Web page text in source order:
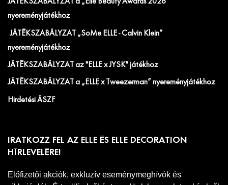
nyereményjátékhoz
JÁTÉKSZABÁLYZAT „SoMe ELLE - Calvin Klein”
nyereményjátékhoz
JÁTÉKSZABÁLYZAT az "ELLE x JYSK" játékhoz
JÁTÉKSZABÁLYZAT a „ELLE x Tweezerman” nyereményjátékhoz
Hirdetési ÁSZF
IRATKOZZ FEL AZ ELLE ÉS ELLE DECORATION
HÍRLEVELÉRE!
Előfizetői akciók, exkluzív eseménymeghívók és